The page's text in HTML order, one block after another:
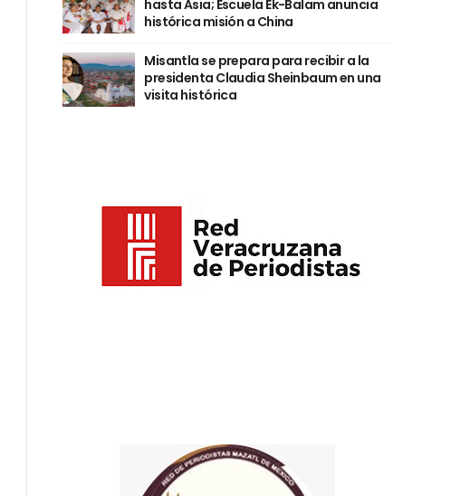
hasta Asia; Escuela Ek-Balam anuncia
histórica misión a China
Misantla se prepara para recibir a la
presidenta Claudia Sheinbaum en una
visita histórica